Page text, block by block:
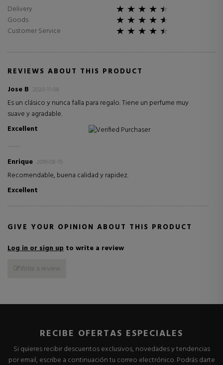
Delivery
Goods
Customer Service
REVIEWS ABOUT THIS PRODUCT
Jose B 2020-11-08
Es un clásico y nunca falla para regalo. Tiene un perfume muy
suave y agradable.
Excellent
Verified Purchaser
Enrique 2019-08-15
Recomendable, buena calidad y rapidez.
Excellent
GIVE YOUR OPINION ABOUT THIS PRODUCT
Log in or sign up to write a review
Write a review
RECIBE OFERTAS ESPECIALES
Si quieres recibir descuentos exclusivos, novedades y tendencias
por email, escribe a continuación tu correo electrónico. Podrás darte